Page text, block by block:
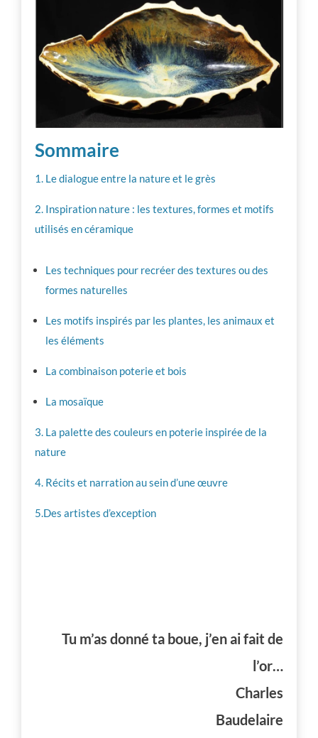
Professionnalisation
Inspiration
Autres ressources
Sommaire
1. Le dialogue entre la nature et le grès
2. Inspiration nature : les textures, formes et motifs
utilisés en céramique
Les techniques pour recréer des textures ou des
formes naturelles
Les motifs inspirés par les plantes, les animaux et
les éléments
La combinaison poterie et bois
La mosaïque
3. La palette des couleurs en poterie inspirée de la
nature
4. Récits et narration au sein d’une œuvre
5.Des artistes d’exception
Tu m’as donné ta boue, j’en ai fait de
l’or…
Charles
Baudelaire